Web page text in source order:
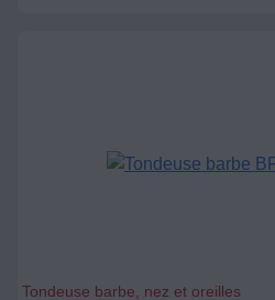
Tondeuse barbe, nez et oreilles